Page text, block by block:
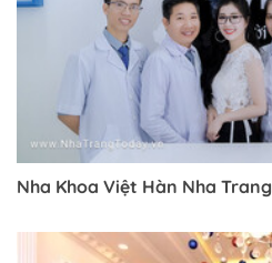
Nha Khoa Việt Hàn Nha Trang